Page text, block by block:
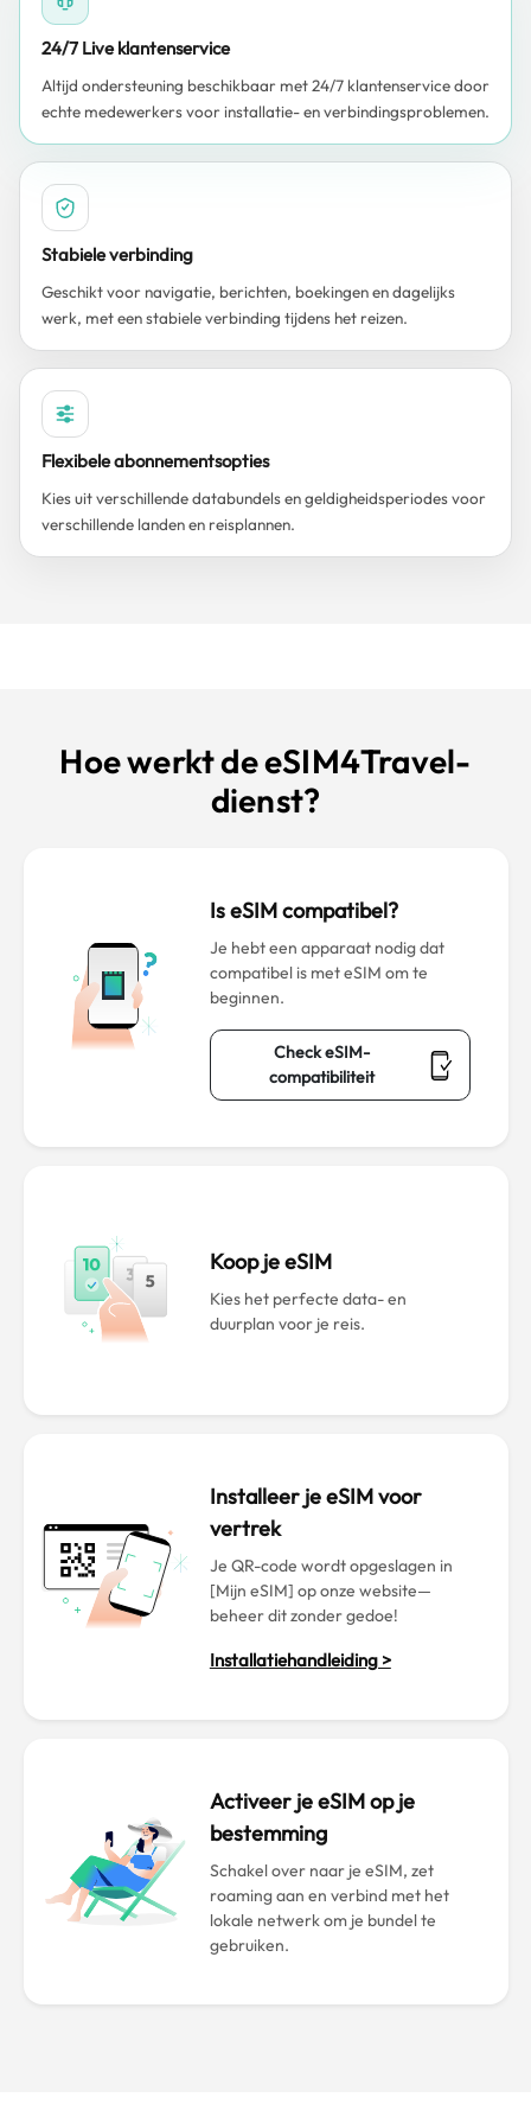
24/7 Live klantenservice
Altijd ondersteuning beschikbaar met 24/7 klantenservice door
echte medewerkers voor installatie- en verbindingsproblemen.
Stabiele verbinding
Geschikt voor navigatie, berichten, boekingen en dagelijks
werk, met een stabiele verbinding tijdens het reizen.
Flexibele abonnementsopties
Kies uit verschillende databundels en geldigheidsperiodes voor
verschillende landen en reisplannen.
Hoe werkt de eSIM4Travel-
dienst?
Is eSIM compatibel?
Je hebt een apparaat nodig dat
compatibel is met eSIM om te
beginnen.
Check eSIM-
compatibiliteit
Koop je eSIM
Kies het perfecte data- en
duurplan voor je reis.
Installeer je eSIM voor
vertrek
Je QR-code wordt opgeslagen in
[Mijn eSIM] op onze website—
beheer dit zonder gedoe!
Installatiehandleiding >
Activeer je eSIM op je
bestemming
Schakel over naar je eSIM, zet
roaming aan en verbind met het
lokale netwerk om je bundel te
gebruiken.